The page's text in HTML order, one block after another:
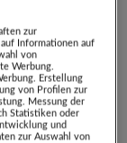
zur
Informationen auf
von
Werbung.
Erstellung
von Profilen zur
Messung der
Statistiken oder
und
zur Auswahl von